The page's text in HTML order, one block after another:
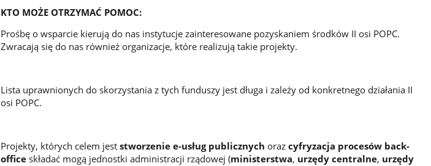
KTO MOŻE OTRZYMAĆ POMOC:
Prośbę o wsparcie kierują do nas instytucje zainteresowane pozyskaniem środków II osi POPC.
Zwracają się do nas również organizacje, które realizują takie projekty.
Lista uprawnionych do skorzystania z tych funduszy jest długa i zależy od konkretnego działania II
osi POPC.
Projekty, których celem jeststworzenie e-usług publicznych orazcyfryzacja procesów back-
office składać mogą jednostki administracji rządowej (ministerstwa, urzędy centralne, urzędy